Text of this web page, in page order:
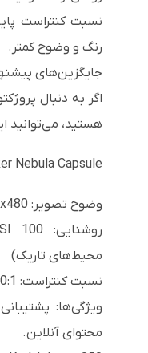
رنگ و وضوح کمتر.
جایگزین‌های
اگر به دنبال
هستید، می‌توانید
Nebula Capsule
وضوح تصویر: 854x480 پیکسل (WVGA)
محیط‌های تاریک)
نسبت کنتراست: 800:1
محتوای آنلاین.